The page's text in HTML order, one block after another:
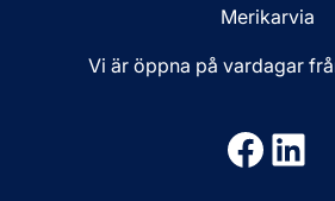
Merikarvia
Vi är öppna på vardagar